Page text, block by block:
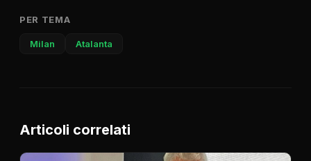
PER TEMA
Milan Atalanta
Articoli correlati